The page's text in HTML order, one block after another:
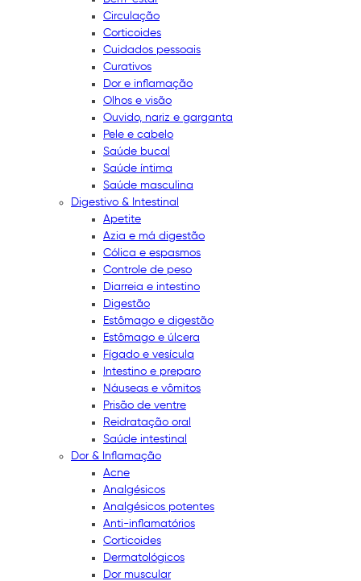
Circulação
Corticoides
Cuidados pessoais
Curativos
Dor e inflamação
Olhos e visão
Ouvido, nariz e garganta
Pele e cabelo
Saúde bucal
Saúde íntima
Saúde masculina
Digestivo & Intestinal
Apetite
Azia e má digestão
Cólica e espasmos
Controle de peso
Diarreia e intestino
Digestão
Estômago e digestão
Estômago e úlcera
Fígado e vesícula
Intestino e preparo
Náuseas e vômitos
Prisão de ventre
Reidratação oral
Saúde intestinal
Dor & Inflamação
Acne
Analgésicos
Analgésicos potentes
Anti-inflamatórios
Corticoides
Dermatológicos
Dor muscular